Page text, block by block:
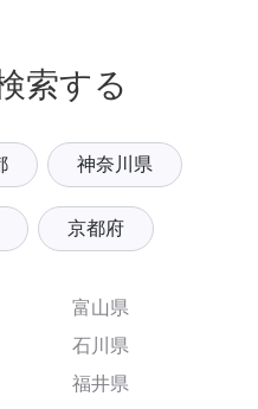
索する
神奈川県
京都府
富山県
石川県
福井県